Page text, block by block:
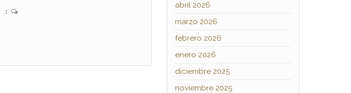
1
abril 2026
marzo 2026
febrero 2026
enero 2026
diciembre 2025
noviembre 2025